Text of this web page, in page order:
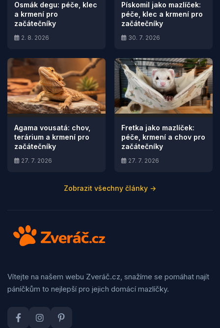
Osmák degu: péče, klec
a krmení pro
začátečníky
2. 8. 2026
Pískomil jako mazlíček:
péče, klec a krmení pro
začátečníky
30. 7. 2026
Agama vousatá: chov,
terárium a krmení pro
začátečníky
27. 7. 2026
Fretka jako mazlíček:
péče, krmení a chov pro
začátečníky
27. 7. 2026
Zobrazit všechny články →
Vítejte na našem webu Zveráč.cz, snažíme se pomáhat najít
páníčkům to nejlepší pro jejich domácí mazlíčky.